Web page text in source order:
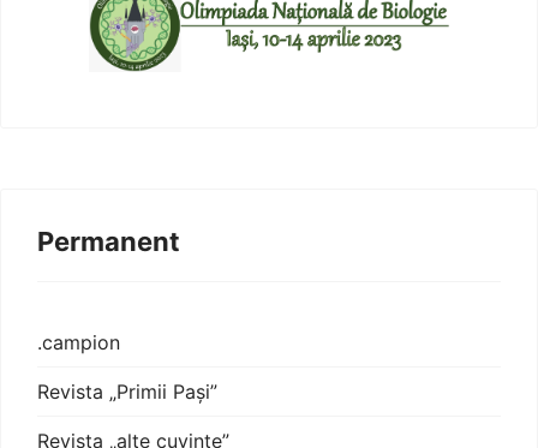
Permanent
.campion
Revista „Primii Pași”
Revista „alte cuvinte”